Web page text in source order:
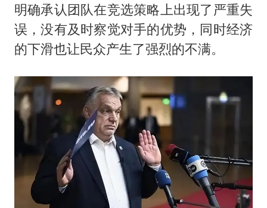
明确承认团队在竞选策略上出现了严重失
误，没有及时察觉对手的优势，同时经济
的下滑也让民众产生了强烈的不满。